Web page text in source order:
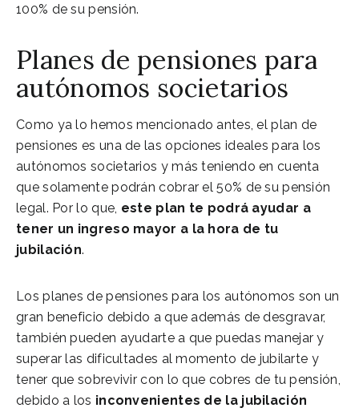
100% de su pensión.
Planes de pensiones para
autónomos societarios
Como ya lo hemos mencionado antes, el plan de
pensiones es una de las opciones ideales para los
autónomos societarios y más teniendo en cuenta
que solamente podrán cobrar el 50% de su pensión
legal. Por lo que, este plan te podrá ayudar a
tener un ingreso mayor a la hora de tu
jubilación.
Los planes de pensiones para los autónomos son un
gran beneficio debido a que además de desgravar,
también pueden ayudarte a que puedas manejar y
superar las dificultades al momento de jubilarte y
tener que sobrevivir con lo que cobres de tu pensión,
debido a los inconvenientes de la jubilación